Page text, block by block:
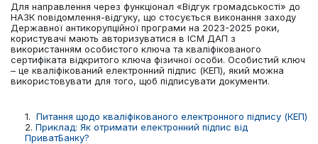
Для направлення через функціонал «Відгук громадськості» до
НАЗК повідомлення-відгуку, що стосується виконання заходу
Державної антикорупційної програми на 2023-2025 роки,
користувачі мають авторизуватися в ІСМ ДАП з
використанням особистого ключа та кваліфікованого
сертифіката відкритого ключа фізичної особи. Особистий ключ
– це кваліфікований електронний підпис (КЕП), який можна
використовувати для того, щоб підписувати документи.
1. Питання щодо кваліфікованого електронного підпису (КЕП)
2. Приклад: Як отримати електронний підпис від
ПриватБанку?